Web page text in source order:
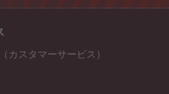
カスタマーサービス）